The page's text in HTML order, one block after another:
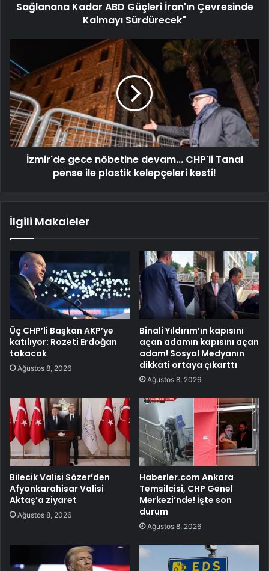
Sağlanana Kadar ABD Güçleri İran'ın Çevresinde
Kalmayı Sürdürecek"
İzmir'de gece nöbetine devam... CHP'li Tanal
pense ile plastik kelepçeleri kesti!
İlgili Makaleler
Üç CHP’li Başkan AKP’ye
katılıyor: Rozeti Erdoğan
takacak
Ağustos 8, 2026
Binali Yıldırım’ın kapısını
açan adamın kapısını açan
adam! Sosyal Medyanın
dikkati ortaya çıkarttı
Ağustos 8, 2026
Bilecik Valisi Sözer’den
Afyonkarahisar Valisi
Aktaş’a ziyaret
Ağustos 8, 2026
Haberler.com Ankara
Temsilcisi, CHP Genel
Merkezi’nde! İşte son
durum
Ağustos 8, 2026